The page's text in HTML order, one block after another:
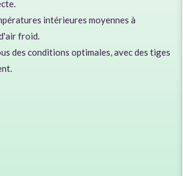
intérieures moyennes à
froid.
des conditions optimales, avec des tiges